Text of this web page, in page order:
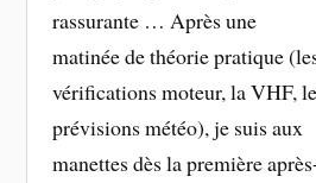
rassurante … Après une
matinée de théorie pratique
vérifications moteur, la VHF,
prévisions météo), je suis aux
manettes dès la première